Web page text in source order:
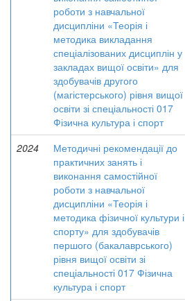
роботи з навчальної
дисципліни «Теорія і
методика викладання
спеціалізованих дисциплін у
закладах вищої освіти» для
здобувачів другого
(магістерського) рівня вищої
освіти зі спеціальності 017
Фізична культура і спорт
2024
Методичні рекомендації до
практичних занять і
виконання самостійної
роботи з навчальної
дисципліни «Теорія і
методика фізичної культури і
спорту» для здобувачів
першого (бакалаврського)
рівня вищої освіти зі
спеціальності 017 Фізична
культура і спорт